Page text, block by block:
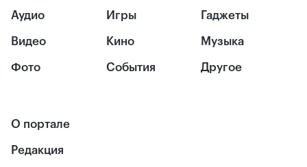
Аудио
Видео
Фото
Игры
Кино
События
Гаджеты
Музыка
Другое
О портале
Редакция